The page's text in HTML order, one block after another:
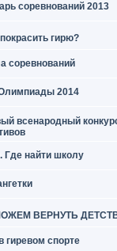
соревнований 2013
гирю?
соревнований
2014
всенародный
Где найти школу
ВЕРНУТЬ
гиревом спорте